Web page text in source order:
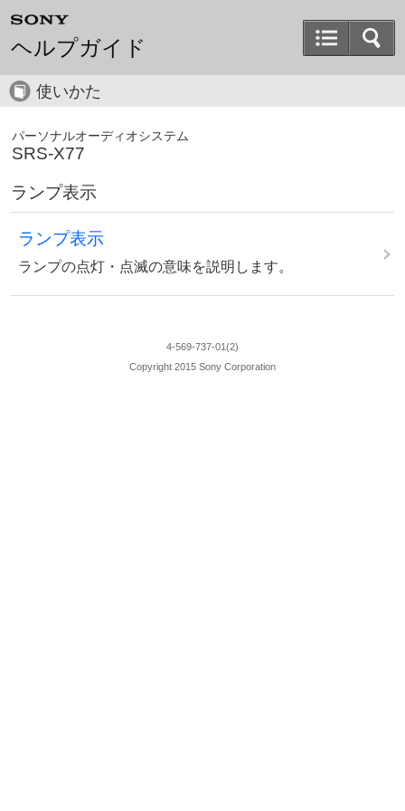
ヘルプガイド
使いかた
パーソナルオーディオシステム
SRS-X77
ランプ表示
ランプ表示
ランプの点灯・点滅の意味を説明します。
4-569-737-01(2)
Copyright 2015 Sony Corporation